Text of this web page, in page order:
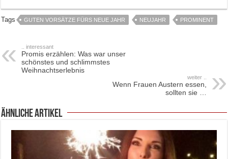
Tags GUTEN VORSÄTZE FÜRS NEUE JAHR NEUJAHR PROMINENT
.. interessant
Promis erzählen: Was war unser
schönstes und schlimmstes
Weihnachtserlebnis
weiter ..
Wenn Frauen Austern essen,
sollten sie …
ähnliche Artikel